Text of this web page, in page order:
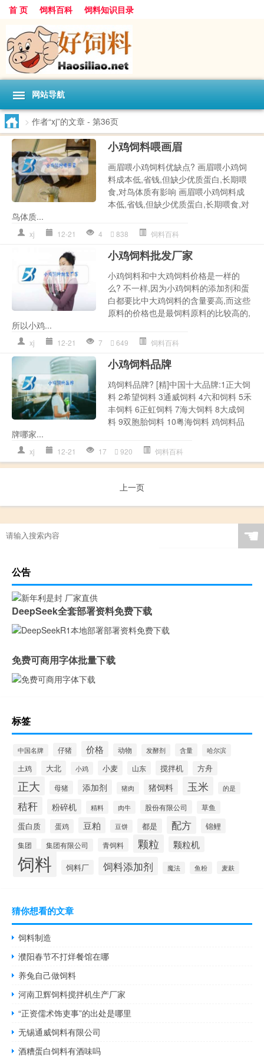
首 页 饲料百科 饲料知识目录
网站导航
> 作者“xj”的文章 - 第36页
小鸡饲料喂画眉
画眉喂小鸡饲料优缺点? 画眉喂小鸡饲
料成本低,省钱,但缺少优质蛋白,长期喂
食,对鸟体质有影响 画眉喂小鸡饲料成
本低,省钱,但缺少优质蛋白,长期喂食,对
鸟体质...
xj 12-21 4 838 饲料百科
小鸡饲料批发厂家
小鸡饲料和中大鸡饲料价格是一样的
么? 不一样,因为小鸡饲料的添加剂和蛋
白都要比中大鸡饲料的含量要高,而这些
原料的价格也是最饲料原料的比较高的,
所以小鸡...
xj 12-21 7 649 饲料百科
小鸡饲料品牌
鸡饲料品牌? [精]中国十大品牌:1正大饲
料 2希望饲料 3通威饲料 4六和饲料 5禾
丰饲料 6正虹饲料 7海大饲料 8大成饲
料 9双胞胎饲料 10粤海饲料 鸡饲料品
牌哪家...
xj 12-21 17 920 饲料百科
上一页
☚
公告
DeepSeek全套部署资料免费下载
免费可商用字体批量下载
标签
中国名牌 仔猪 价格 动物 发酵剂 含量 哈尔滨
土鸡 大北 小鸡 小麦 山东 搅拌机 方舟
正大 母猪 添加剂 猪肉 猪饲料 玉米 的是
秸秆 粉碎机 精料 肉牛 股份有限公司 草鱼
蛋白质 蛋鸡 豆粕 豆饼 都是 配方 锦鲤
集团 集团有限公司 青饲料 颗粒 颗粒机
饲料 饲料厂 饲料添加剂 魔法 鱼粉 麦麸
猜你想看的文章
饲料制造
濮阳春节不打烊餐馆在哪
养兔自己做饲料
河南卫辉饲料搅拌机生产厂家
“正资儒术饰吏事”的出处是哪里
无锡通威饲料有限公司
酒糟蛋白饲料有酒味吗